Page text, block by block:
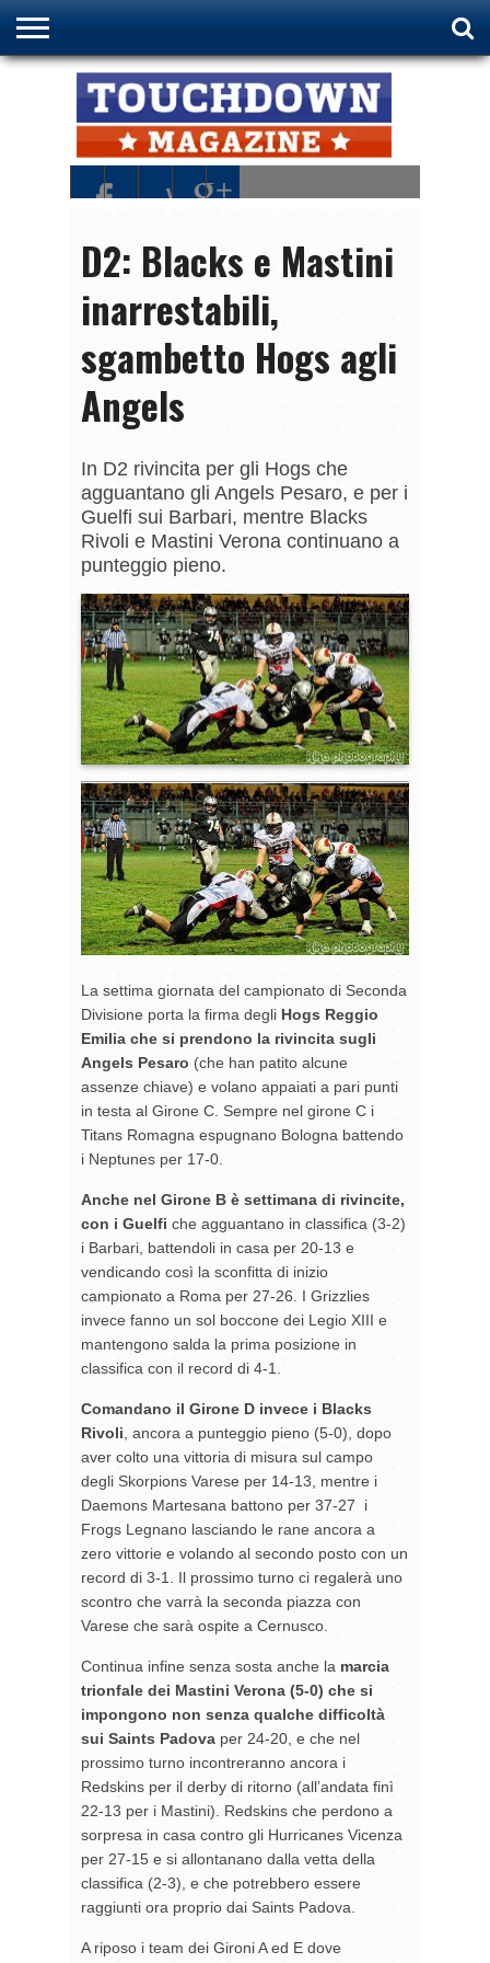
HOME
D2: Blacks e Mastini
inarrestabili,
sgambetto Hogs agli
Angels
In D2 rivincita per gli Hogs che
agguantano gli Angels Pesaro, e per i
Guelfi sui Barbari, mentre Blacks
Rivoli e Mastini Verona continuano a
punteggio pieno.
La settima giornata del campionato di Seconda
Divisione porta la firma degli Hogs Reggio
Emilia che si prendono la rivincita sugli
Angels Pesaro (che han patito alcune
assenze chiave) e volano appaiati a pari punti
in testa al Girone C. Sempre nel girone C i
Titans Romagna espugnano Bologna battendo
i Neptunes per 17-0.
Anche nel Girone B è settimana di rivincite,
con i Guelfi che agguantano in classifica (3-2)
i Barbari, battendoli in casa per 20-13 e
vendicando così la sconfitta di inizio
campionato a Roma per 27-26. I Grizzlies
invece fanno un sol boccone dei Legio XIII e
mantengono salda la prima posizione in
classifica con il record di 4-1.
Comandano il Girone D invece i Blacks
Rivoli , ancora a punteggio pieno (5-0), dopo
aver colto una vittoria di misura sul campo
degli Skorpions Varese per 14-13, mentre i
Daemons Martesana battono per 37-27 i
Frogs Legnano lasciando le rane ancora a
zero vittorie e volando al secondo posto con un
record di 3-1. Il prossimo turno ci regalerà uno
scontro che varrà la seconda piazza con
Varese che sarà ospite a Cernusco.
Continua infine senza sosta anche la marcia
trionfale dei Mastini Verona (5-0) che si
impongono non senza qualche difficoltà
sui Saints Padova per 24-20, e che nel
prossimo turno incontreranno ancora i
Redskins per il derby di ritorno (all’andata finì
22-13 per i Mastini). Redskins che perdono a
sorpresa in casa contro gli Hurricanes Vicenza
per 27-15 e si allontanano dalla vetta della
classifica (2-3), e che potrebbero essere
raggiunti ora proprio dai Saints Padova.
A riposo i team dei Gironi A ed E dove